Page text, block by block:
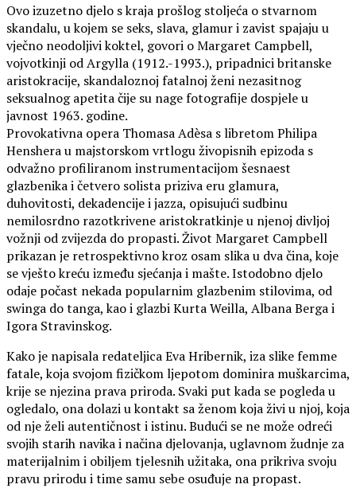
Ovo izuzetno djelo s kraja prošlog stoljeća o stvarnom
skandalu, u kojem se seks, slava, glamur i zavist spajaju u
vječno neodoljivi koktel, govori o Margaret Campbell,
vojvotkinji od Argylla (1912.-1993.), pripadnici britanske
aristokracije, skandaloznoj fatalnoj ženi nezasitnog
seksualnog apetita čije su nage fotografije dospjele u
javnost 1963. godine.
Provokativna opera Thomasa Adèsa s libretom Philipa
Henshera u majstorskom vrtlogu živopisnih epizoda s
odvažno profiliranom instrumentacijom šesnaest
glazbenika i četvero solista priziva eru glamura,
duhovitosti, dekadencije i jazza, opisujući sudbinu
nemilosrdno razotkrivene aristokratkinje u njenoj divljoj
vožnji od zvijezda do propasti. Život Margaret Campbell
prikazan je retrospektivno kroz osam slika u dva čina, koje
se vješto kreću između sjećanja i mašte. Istodobno djelo
odaje počast nekada popularnim glazbenim stilovima, od
swinga do tanga, kao i glazbi Kurta Weilla, Albana Berga i
Igora Stravinskog.
Kako je napisala redateljica Eva Hribernik, iza slike femme
fatale, koja svojom fizičkom ljepotom dominira muškarcima,
krije se njezina prava priroda. Svaki put kada se pogleda u
ogledalo, ona dolazi u kontakt sa ženom koja živi u njoj, koja
od nje želi autentičnost i istinu. Budući se ne može odreći
svojih starih navika i načina djelovanja, uglavnom žudnje za
materijalnim i obiljem tjelesnih užitaka, ona prikriva svoju
pravu prirodu i time samu sebe osuđuje na propast.